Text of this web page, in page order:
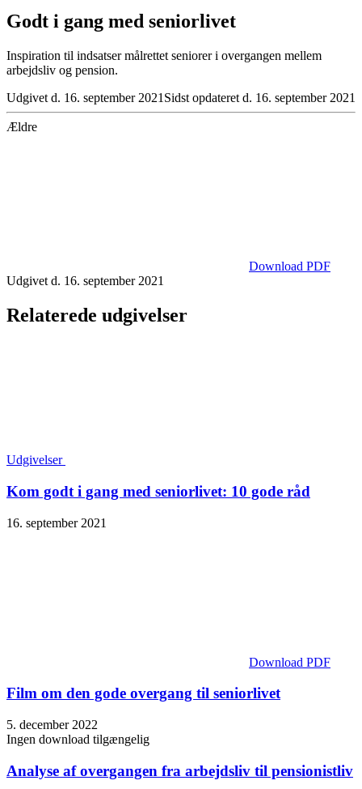
Godt i gang med seniorlivet
Inspiration til indsatser målrettet seniorer i overgangen mellem
arbejdsliv og pension.
Udgivet d. 16. september 2021 Sidst opdateret d. 16. september 2021
Ældre
Download PDF
Udgivet d. 16. september 2021
Relaterede udgivelser
Udgivelser
Kom godt i gang med seniorlivet: 10 gode råd
16. september 2021
Download PDF
Film om den gode overgang til seniorlivet
5. december 2022
Ingen download tilgængelig
Analyse af overgangen fra arbejdsliv til pensionistliv